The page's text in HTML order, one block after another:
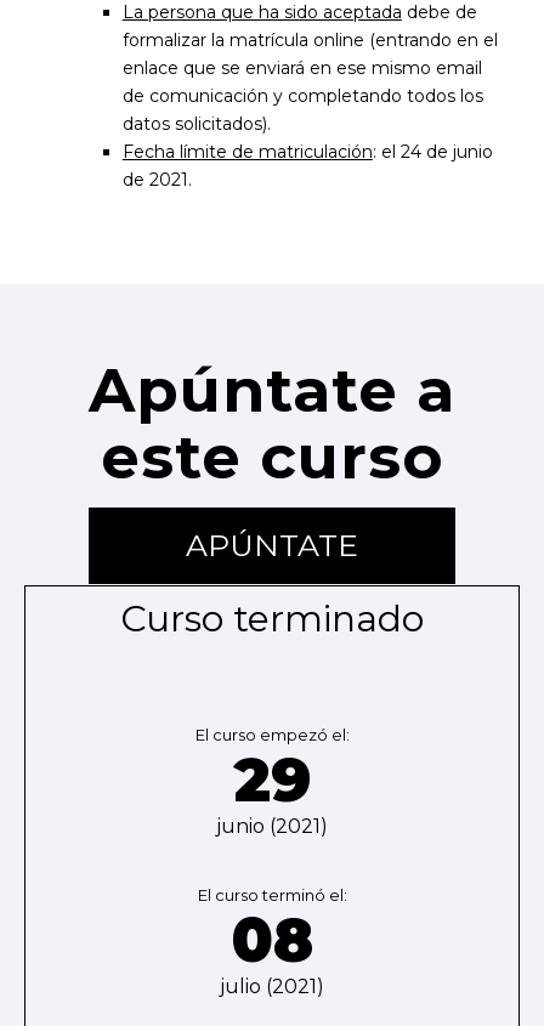
La persona que ha sido aceptada debe de
formalizar la matrícula online (entrando en el
enlace que se enviará en ese mismo email
de comunicación y completando todos los
datos solicitados).
Fecha límite de matriculación: el 24 de junio
de 2021.
Apúntate a
este curso
APÚNTATE
Curso terminado
El curso empezó el:
29
junio (2021)
El curso terminó el:
08
julio (2021)